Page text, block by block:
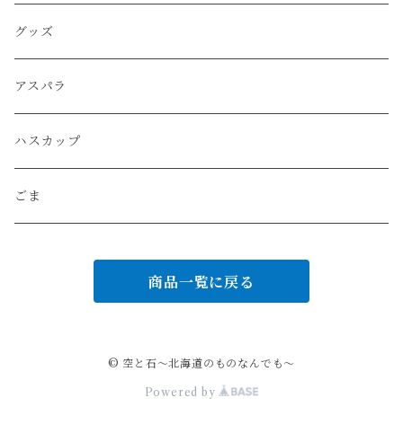
ななつぼし
とりめしセット
トマトジュース
コーヒー
グッズ
アスパラ
ハスカップ
ごま
商品一覧に戻る
© 空と石～北海道のものなんでも～
Powered by